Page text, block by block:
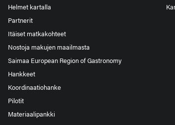
Helmet kartalla
Partnerit
Itäiset matkakohteet
Nostoja makujen maailmasta
Saimaa European Region of Gastronomy
Hankkeet
Koordinaatiohanke
Pilotit
Materiaalipankki